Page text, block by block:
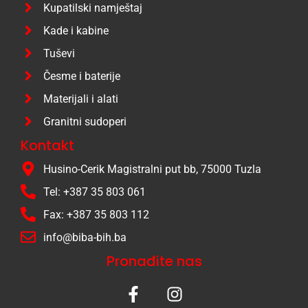
Kupatilski namještaj
Kade i kabine
Tuševi
Česme i baterije
Materijali i alati
Granitni sudoperi
Kontakt
Husino-Cerik Magistralni put bb, 75000 Tuzla
Tel: +387 35 803 061
Fax: +387 35 803 112
info@biba-bih.ba
Pronađite nas